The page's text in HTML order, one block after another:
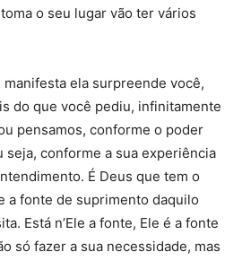
o seu lugar vão ter vários
ela surpreende você,
do que você pediu, infinitamente
pensamos, conforme o poder
seja, conforme a sua experiência
É Deus que tem o
a fonte de suprimento daquilo
Está n’Ele a fonte, Ele é a fonte
só fazer a sua necessidade, mas